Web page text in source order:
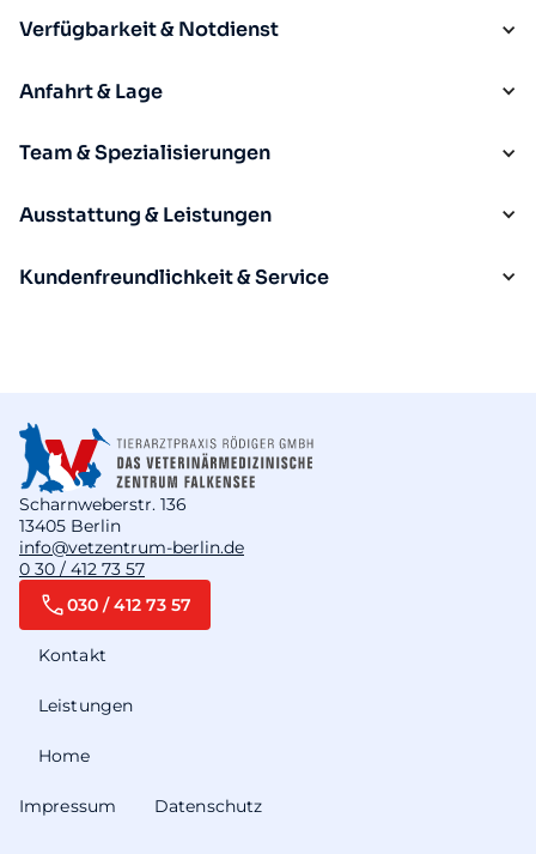
Verfügbarkeit & Notdienst
Anfahrt & Lage
Team & Spezialisierungen
Ausstattung & Leistungen
Kundenfreundlichkeit & Service
Scharnweberstr. 136
13405 Berlin
info@vetzentrum-berlin.de
0 30 / 412 73 57
Home
Leistungen
Kontakt
030 / 412 73 57
Impressum Datenschutz